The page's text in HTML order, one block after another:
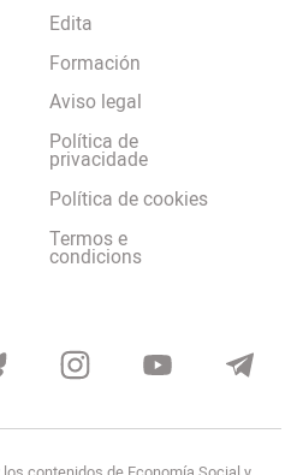
Edita
Formación
Aviso legal
Política de
privacidade
Política de cookies
Termos e
condicions